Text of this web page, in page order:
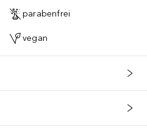
parabenfrei
vegan